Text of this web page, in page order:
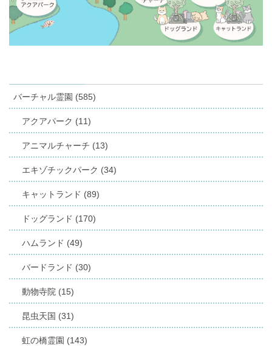
バーチャル霊園 (585)
アクアパーク (11)
アニマルチャーチ (13)
エキゾチックパーク (34)
キャットランド (89)
ドッグランド (170)
ハムランド (49)
バードランド (30)
動物寺院 (15)
昆虫天国 (31)
虹の橋霊園 (143)